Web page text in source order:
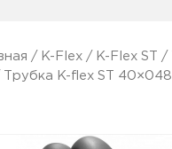
/ K-Flex/ K-Flex ST /
Трубка K-flex ST 40×048